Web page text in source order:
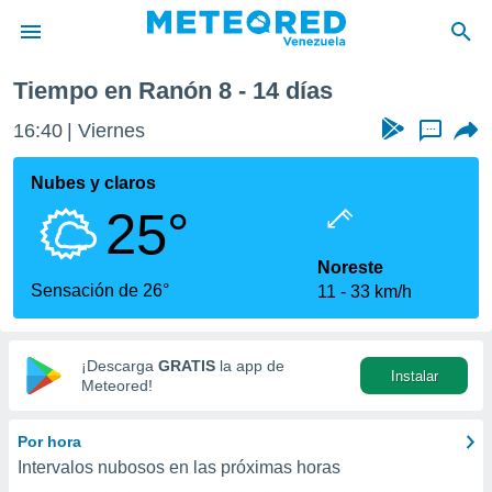
de
ha
calidad.
a este
las
y
digital
basada
Tiempo en Ranón 8 - 14 días
16:40 Viernes ...
Nubes y claros
25°
Sensación de 26°
Noreste
11
33 km/h
¡Descarga GRATIS la app de
Meteored!
Instalar
Por hora
Intervalos nubosos en las próximas horas